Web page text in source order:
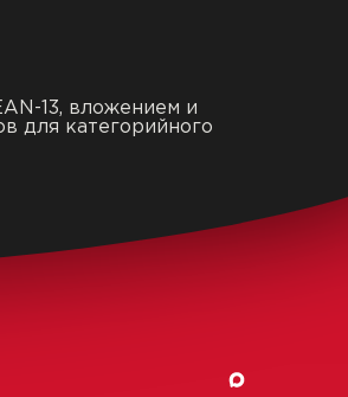
13, вложением и
для категорийного